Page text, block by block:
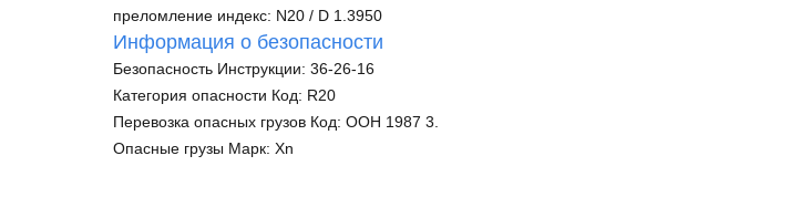
преломление индекс: N20 / D 1.3950
Информация о безопасности
Безопасность Инструкции: 36-26-16
Категория опасности Код: R20
Перевозка опасных грузов Код: ООН 1987 3.
Опасные грузы Марк: Xn